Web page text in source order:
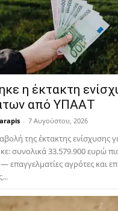
η έκτακτη
από ΥΠΑΑΤ
- 7 Αυγούστου, 2026
της έκτακτης ενίσχυσης
συνολικά 33.579.900 ευρώ
επαγγελματίες αγρότες και